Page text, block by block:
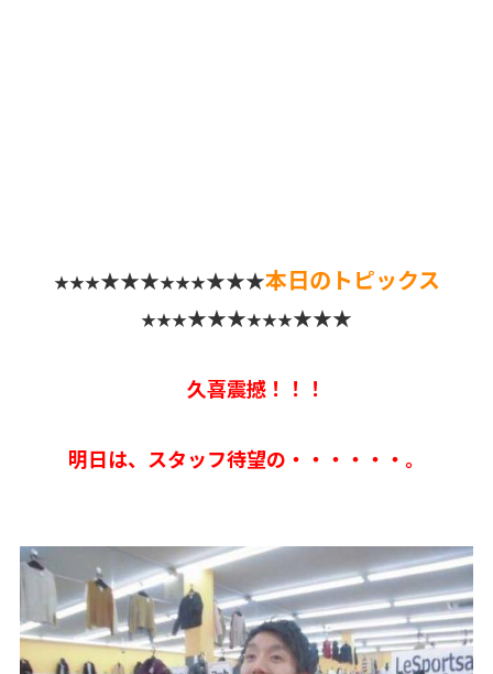
★★★★★★★★★★★★本日のトピックス
★★★★★★★★★★★★
久喜震撼！！！
明日は、スタッフ待望の・・・・・・。